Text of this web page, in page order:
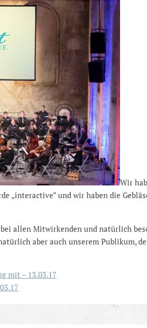
Wir
„interactive“ und wir haben die
allen Mitwirkenden und natürlich
aber auch unserem Publikum,
mit – 13.03.17